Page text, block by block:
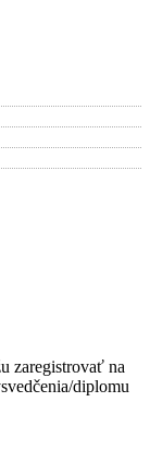
zaregistrovať na
diplomu